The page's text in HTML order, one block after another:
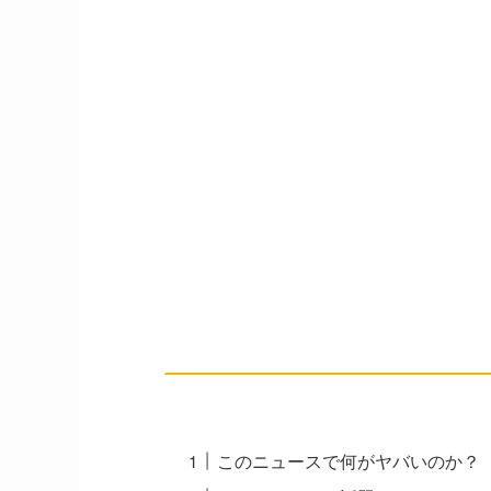
このニュースで何がヤバいのか？